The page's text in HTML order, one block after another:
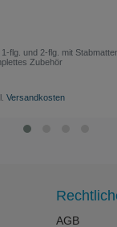
flg. und 2-flg. mit
Zubehör
Versandkosten
AGB